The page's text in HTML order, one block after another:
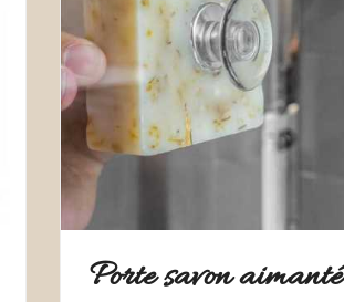
Porte savon aimanté